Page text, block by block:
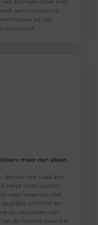
een formeel diner met
een cruciale rol.
helpen bij het
restaurant.
meer dan alleen
denken we vaak aan
helpt onze voeten
veel meer dan dat.
dagelijks comfort en
de voordelen van
de moeite waard is